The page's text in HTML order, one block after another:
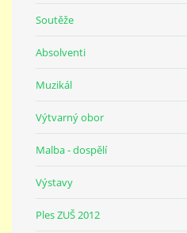
Soutěže
Absolventi
Muzikál
Výtvarný obor
Malba - dospělí
Výstavy
Ples ZUŠ 2012